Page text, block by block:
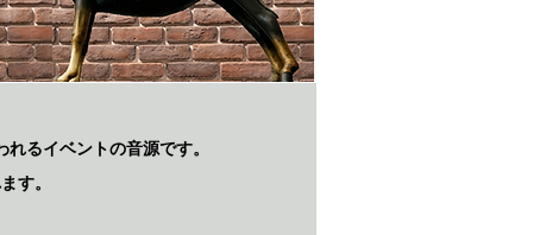
るイベントの音源です。
す。